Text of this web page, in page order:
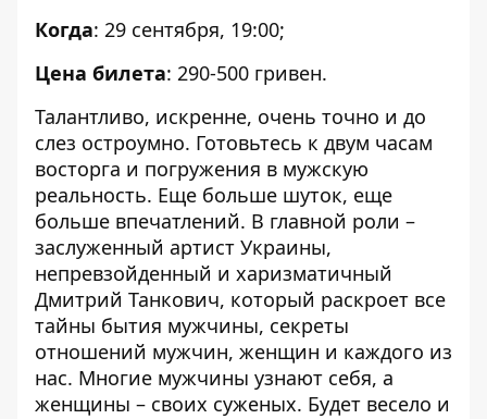
Когда: 29 сентября, 19:00;
Цена билета: 290-500 гривен.
Талантливо, искренне, очень точно и до
слез остроумно. Готовьтесь к двум часам
восторга и погружения в мужскую
реальность. Еще больше шуток, еще
больше впечатлений. В главной роли –
заслуженный артист Украины,
непревзойденный и харизматичный
Дмитрий Танкович, который раскроет все
тайны бытия мужчины, секреты
отношений мужчин, женщин и каждого из
нас. Многие мужчины узнают себя, а
женщины – своих суженых. Будет весело и